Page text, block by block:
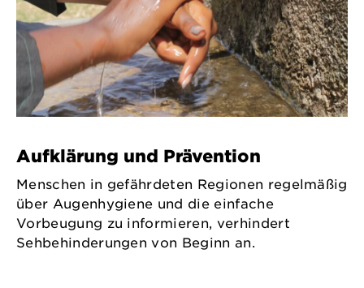
Aufklärung und Prävention
Menschen in gefährdeten Regionen regelmäßig
über Augenhygiene und die einfache
Vorbeugung zu informieren, verhindert
Sehbehinderungen von Beginn an.